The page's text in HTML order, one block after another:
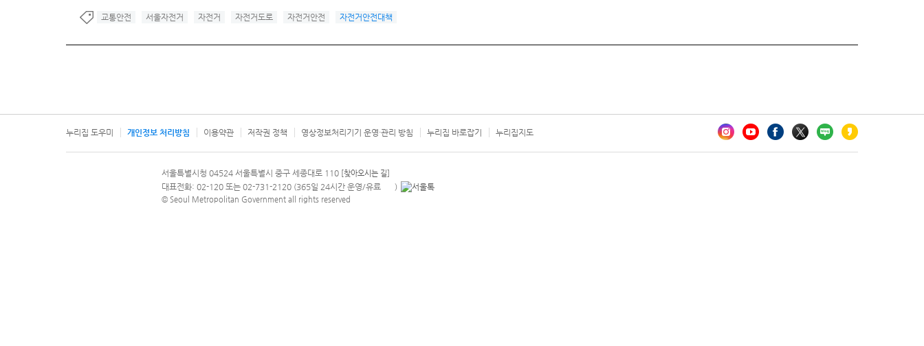
교통안전 서울자전거 자전거 자전거도로 자전거안전 자전거안전대책
누리집 도우미 개인정보 처리방침 이용약관 저작권 정책 영상정보처리기기 운영·관리 방침 누리집 바로잡기 누리집지도
문의 전화번호 120, 120 다산콜재단
서울특별시청 04524 서울특별시 중구 세종대로 110 [찾아오시는 길]
대표전화: 02-120 또는 02-731-2120 (365일 24시간 운영/유료 안내팝업 열기
)
© Seoul Metropolitan Government all rights reserved